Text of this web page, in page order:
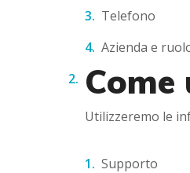
Telefono
Azienda e
Utilizzeremo le
Supporto